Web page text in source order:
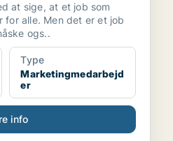
at sige, at et job som
for alle. Men det er et job
ogs..
Type
Marketingmedarbejd
er
info